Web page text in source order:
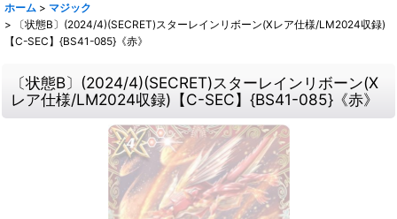
ホーム > マジック
>
〔状態B〕(2024/4)(SECRET)スターレインリボーン(Xレア仕様/LM2024収録)
【C-SEC】{BS41-085}《赤》
〔状態B〕(2024/4)(SECRET)スターレインリボーン(X
レア仕様/LM2024収録)【C-SEC】{BS41-085}《赤》